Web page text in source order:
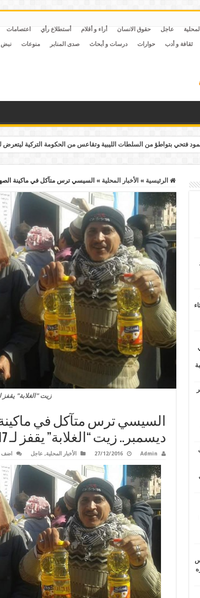
عاجل حقوق الانسان أراء و أقلام أستطلاع رأي اعتصامات
ثقافة و أدب حوارات درسات و أبحاث صدى المنابر منوعات نبض
فتحي بتواطؤ من السلطات الليبية وتقاعس من الحكومة التركية
الرئيسية » الأخبار المحلية » السيسي ترس متآكل في ماكينة الصهيونية.. الثلاثاء 27 ديسمبر..
زيت "الغلابة" يقفز لـ 17
ديسمبر.. زيت “الغلابة” يقفز لـ 17 جنيها
Admin
27/12/2016 الأخبار المحلية, عاجل اضف